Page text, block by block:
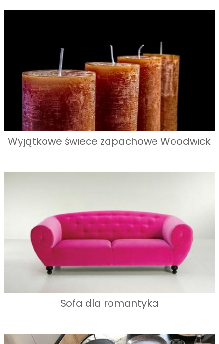
Wyjątkowe świece zapachowe Woodwick
Sofa dla romantyka